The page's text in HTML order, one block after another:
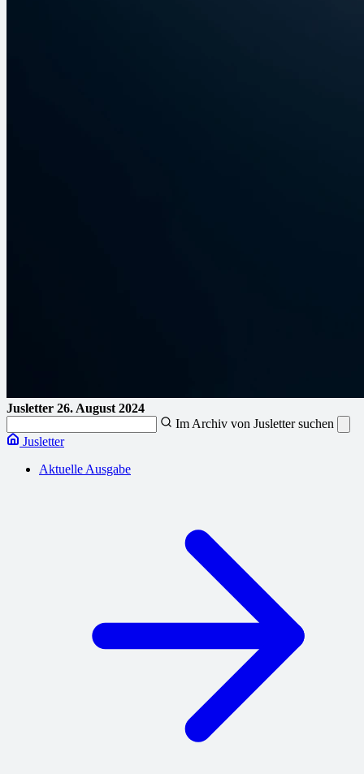
Jusletter 26. August 2024
Im Archiv von Jusletter suchen
Jusletter
Aktuelle Ausgabe